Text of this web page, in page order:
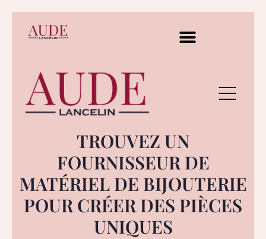
TROUVEZ UN
FOURNISSEUR DE
MATÉRIEL DE BIJOUTERIE
POUR CRÉER DES PIÈCES
UNIQUES